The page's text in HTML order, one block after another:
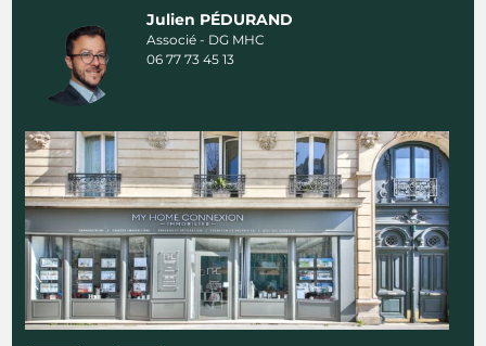
Julien PÉDURAND
Associé - DG MHC
06 77 73 45 13